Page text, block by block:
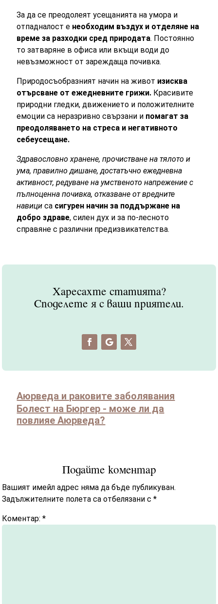
За да се преодолеят усещанията на умора и
отпадналост е необходим въздух и отделяне на
време за разходки сред природата. Постоянно
то затваряне в офиса или вкъщи води до
невъзможност от зареждаща почивка.
Природосъобразният начин на живот изисква
отърсване от ежедневните грижи. Красивите
природни гледки, движението и положителните
емоции са неразривно свързани и помагат за
преодоляването на стреса и негативното
себеусещане.
Здравословно хранене, прочистване на тялото и
ума, правилно дишане, достатъчно ежедневна
активност, редуване на умственото напрежение с
пълноценна почивка, отказване от вредните
навици са сигурен начин за поддържане на
добро здраве, силен дух и за по-лесното
справяне с различни предизвикателства.
Харесахте статията?
Споделете я с ваши приятели.
Аюрведа и раковите заболявания
Болест на Бюргер - може ли да
повлияе Аюрведа?
Подайте коментар
Вашият имейл адрес няма да бъде публикуван.
Задължителните полета са отбелязани с*
Коментар:*